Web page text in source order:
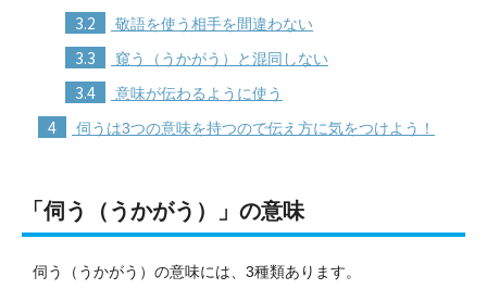
3.2 敬語を使う相手を間違わない
3.3 窺う（うかがう）と混同しない
3.4 意味が伝わるように使う
4 伺うは3つの意味を持つので伝え方に気をつけよう！
「伺う（うかがう）」の意味
伺う（うかがう）の意味には、3種類あります。